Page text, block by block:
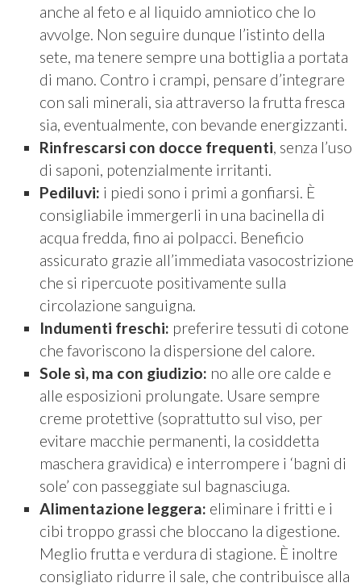
anche al feto e al liquido amniotico che lo
avvolge. Non seguire dunque l’istinto della
sete, ma tenere sempre una bottiglia a portata
di mano. Contro i crampi, pensare d’integrare
con sali minerali, sia attraverso la frutta fresca
sia, eventualmente, con bevande energizzanti.
Rinfrescarsi con docce frequenti, senza l’uso
di saponi, potenzialmente irritanti.
Pediluvi: i piedi sono i primi a gonfiarsi. È
consigliabile immergerli in una bacinella di
acqua fredda, fino ai polpacci. Beneficio
assicurato grazie all’immediata vasocostrizione
che si ripercuote positivamente sulla
circolazione sanguigna.
Indumenti freschi: preferire tessuti di cotone
che favoriscono la dispersione del calore.
Sole sì, ma con giudizio: no alle ore calde e
alle esposizioni prolungate. Usare sempre
creme protettive (soprattutto sul viso, per
evitare macchie permanenti, la cosiddetta
maschera gravidica) e interrompere i ‘bagni di
sole’ con passeggiate sul bagnasciuga.
Alimentazione leggera: eliminare i fritti e i
cibi troppo grassi che bloccano la digestione.
Meglio frutta e verdura di stagione. È inoltre
consigliato ridurre il sale, che contribuisce alla